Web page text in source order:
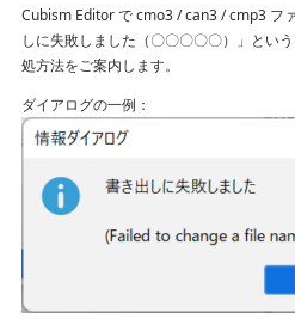
在alpha版的Cubism Editor创建的
在其他版本中打开吗？
能够流畅运行Cubism Editor的PC规
在使用了AI制作的内容中，是否可
确认 RLM_DIAGNOSTICS.log 文件的
我想解约（我想停止订阅）
【-1005错误】许可证激活次数超
电脑主机
【-103、-105错误】 发生网络通信
试用版和免费版有什么区别？
我想解除许可证 / 我想换台电脑使用
Cubism Editor で cmo3 / can3 / cmp3 フ
しに失敗しました（〇〇〇〇〇）」とい
処方法をご案内します。
ダイアログの一例：